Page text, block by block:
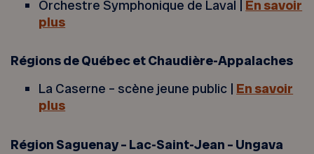
Orchestre Symphonique de Laval | En savoir
plus
Régions de Québec et Chaudière-Appalaches
La Caserne – scène jeune public | En savoir
plus
Région Saguenay – Lac-Saint-Jean – Ungava